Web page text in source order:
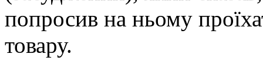
попросив на ньому
товару.